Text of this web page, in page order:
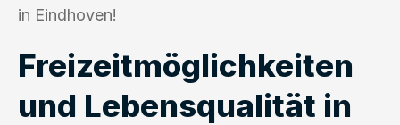
in Eindhoven!
Freizeitmöglichkeiten
und Lebensqualität in